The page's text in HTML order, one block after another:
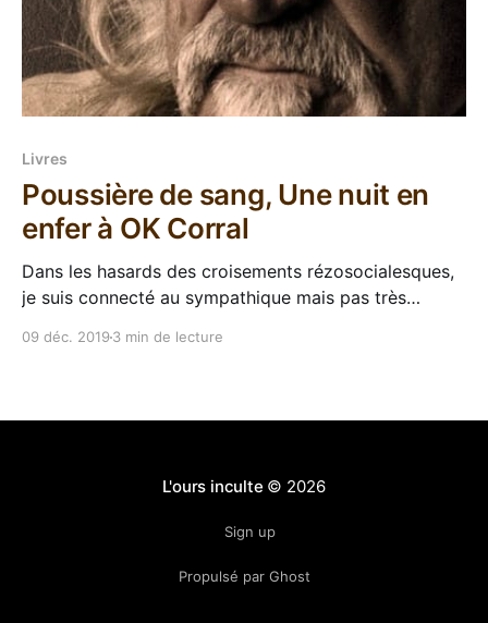
Livres
Poussière de sang, Une nuit en
enfer à OK Corral
Dans les hasards des croisements rézosocialesques,
je suis connecté au sympathique mais pas très
09 déc. 2019 3 min de lecture
L'ours inculte © 2026
Sign up
Propulsé par Ghost